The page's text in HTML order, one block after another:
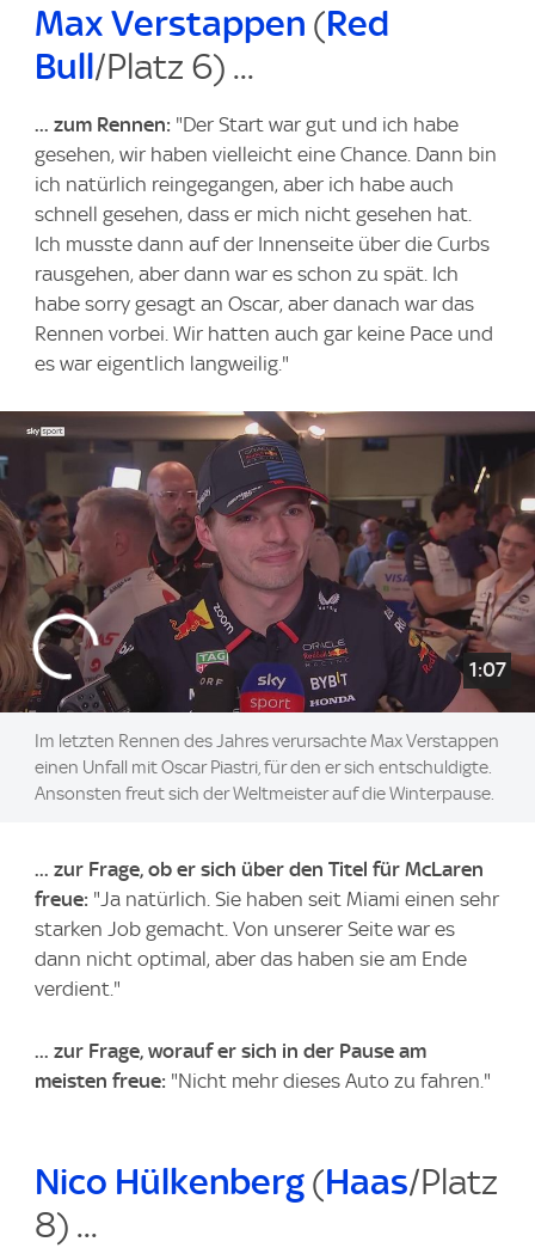
Max Verstappen (Red
Bull/Platz 6) ...
... zum Rennen: "Der Start war gut und ich habe
gesehen, wir haben vielleicht eine Chance. Dann bin
ich natürlich reingegangen, aber ich habe auch
schnell gesehen, dass er mich nicht gesehen hat.
Ich musste dann auf der Innenseite über die Curbs
rausgehen, aber dann war es schon zu spät. Ich
habe sorry gesagt an Oscar, aber danach war das
Rennen vorbei. Wir hatten auch gar keine Pace und
es war eigentlich langweilig."
1:07
Im letzten Rennen des Jahres verursachte Max Verstappen
einen Unfall mit Oscar Piastri, für den er sich entschuldigte.
Ansonsten freut sich der Weltmeister auf die Winterpause.
... zur Frage, ob er sich über den Titel für McLaren
freue: "Ja natürlich. Sie haben seit Miami einen sehr
starken Job gemacht. Von unserer Seite war es
dann nicht optimal, aber das haben sie am Ende
verdient."
... zur Frage, worauf er sich in der Pause am
meisten freue: "Nicht mehr dieses Auto zu fahren."
Nico Hülkenberg (Haas/Platz
8) ...